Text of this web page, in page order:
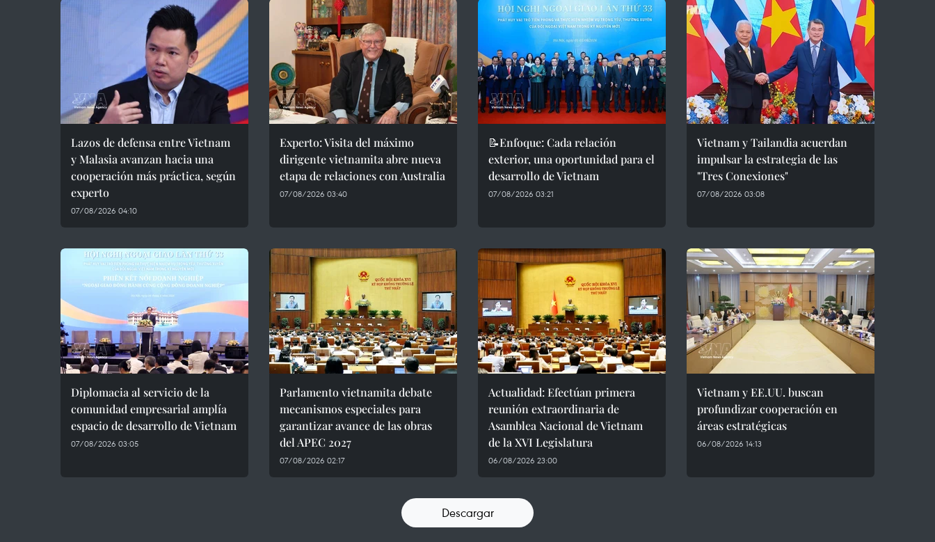
Lazos de defensa entre Vietnam
y Malasia avanzan hacia una
cooperación más práctica, según
experto
07/08/2026 04:10
Experto: Visita del máximo
dirigente vietnamita abre nueva
etapa de relaciones con Australia
07/08/2026 03:40
📝Enfoque: Cada relación
exterior, una oportunidad para el
desarrollo de Vietnam
07/08/2026 03:21
Vietnam y Tailandia acuerdan
impulsar la estrategia de las
"Tres Conexiones"
07/08/2026 03:08
Diplomacia al servicio de la
comunidad empresarial amplía
espacio de desarrollo de Vietnam
07/08/2026 03:05
Parlamento vietnamita debate
mecanismos especiales para
garantizar avance de las obras
del APEC 2027
07/08/2026 02:17
Actualidad: Efectúan primera
reunión extraordinaria de
Asamblea Nacional de Vietnam
de la XVI Legislatura
06/08/2026 23:00
Vietnam y EE.UU. buscan
profundizar cooperación en
áreas estratégicas
06/08/2026 14:13
Descargar